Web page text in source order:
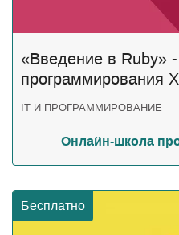
«Введение в Ruby»
программирования
IT И ПРОГРАММИРОВАНИЕ
Онлайн-школа
Бесплатно